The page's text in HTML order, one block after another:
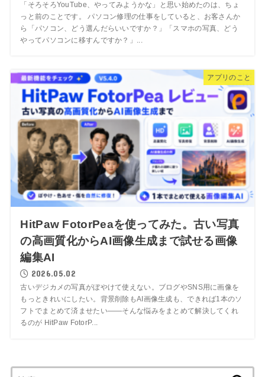
「そろそろYouTube、やってみようかな」と思い始めたのは、ちょ
っと前のことです。 パソコン修理の仕事をしていると、お客さんか
ら「パソコン、どう選んだらいいですか？」「スマホの写真、どう
やってパソコンに移すんですか？」...
アプリのこと
HitPaw FotorPeaを使ってみた。古い写真
の高画質化からAI画像生成まで試せる画像
編集AI
2026.05.02
古いデジカメの写真がぼやけて使えない。ブログやSNS用に画像を
もっときれいにしたい。背景削除もAI画像生成も、できれば1本のソ
フトでまとめて済ませたい——そんな悩みをまとめて解決してくれ
るのが HitPaw FotorP...